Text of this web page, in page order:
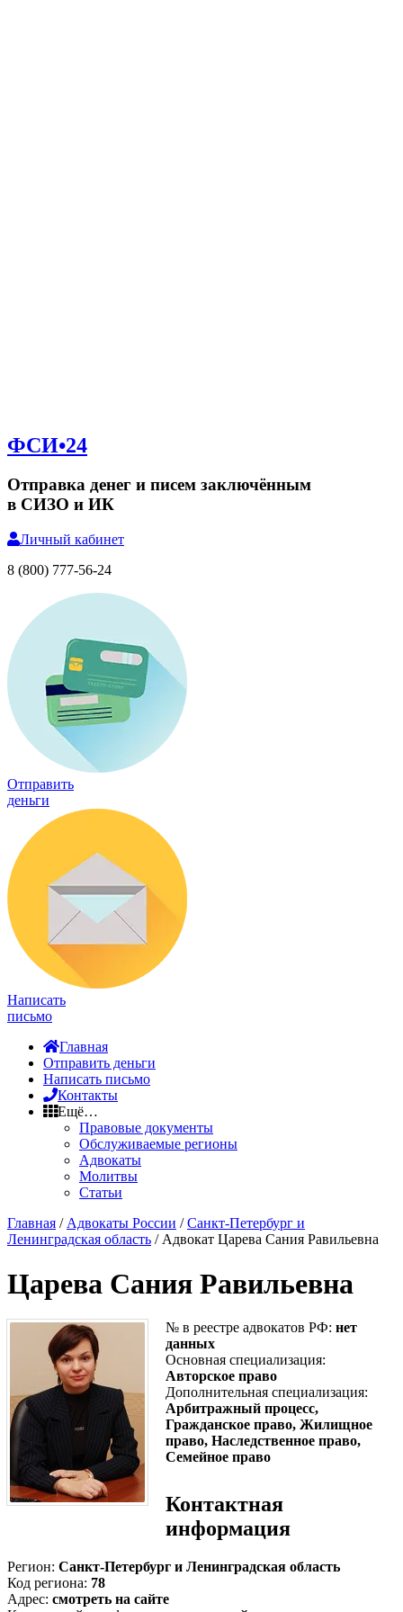
ФСИ•24
Отправка денег и писем заключённым
в СИЗО и ИК
Личный кабинет
8 (800) 777-56-24
Отправить
деньги
Написать
письмо
Главная
Отправить деньги
Написать письмо
Контакты
Ещё…
Правовые документы
Обслуживаемые регионы
Адвокаты
Молитвы
Статьи
Главная / Адвокаты России /Санкт-Петербург и
Ленинградская область / Адвокат Царева Сания Равильевна
Царева Сания Равильевна
№ в реестре адвокатов РФ: нет
данных
Основная специализация:
Авторское право
Дополнительная специализация:
Арбитражный процесс,
Гражданское право, Жилищное
право, Наследственное право,
Семейное право
Контактная
информация
Регион: Санкт-Петербург и Ленинградская область
Код региона: 78
Адрес: смотреть на сайте